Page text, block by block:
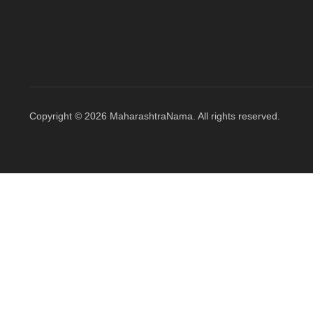
Copyright © 2026 MaharashtraNama. All rights reserved.